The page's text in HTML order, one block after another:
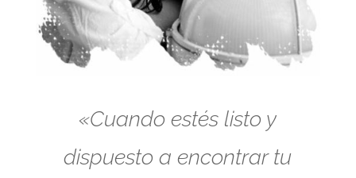
«Cuando estés listo y
dispuesto a encontrar tu